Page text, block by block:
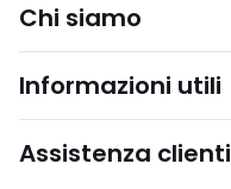
Chi siamo
Informazioni utili
Assistenza clienti